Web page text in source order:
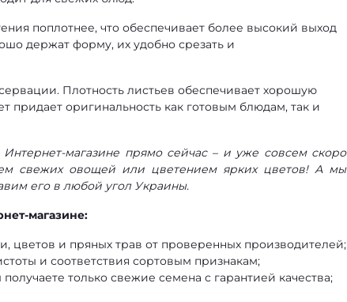
поплотнее, что обеспечивает более высокий выход
держат форму, их удобно срезать и
Плотность листьев обеспечивает хорошую
придает оригинальность как готовым блюдам, так и
магазине прямо сейчас – и уже совсем скоро
свежих овощей или цветением ярких цветов! А мы
его в любой угол Украины.
магазине:
цветов и пряных трав от проверенных производителей;
и соответствия сортовым признакам;
только свежие семена с гарантией качества;